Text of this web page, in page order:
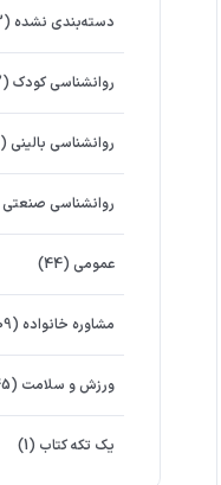
دسته‌بندی نشده (3)
روانشناسي كودك (52)
روانشناسی بالینی (39)
روانشناسی صنعتی
عمومی (44)
مشاوره خانواده (109)
ورزش و سلامت (45)
یک تکه کتاب (1)